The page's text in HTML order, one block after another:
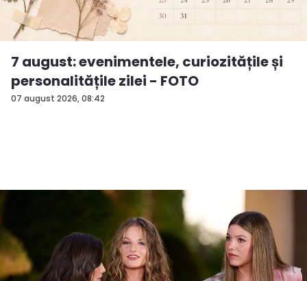
07 august 2026, 08:42
7 august: evenimentele, curiozitățile și
personalitățile zilei - FOTO